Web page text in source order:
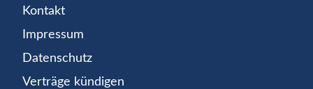
Kontakt
Impressum
Datenschutz
Verträge kündigen